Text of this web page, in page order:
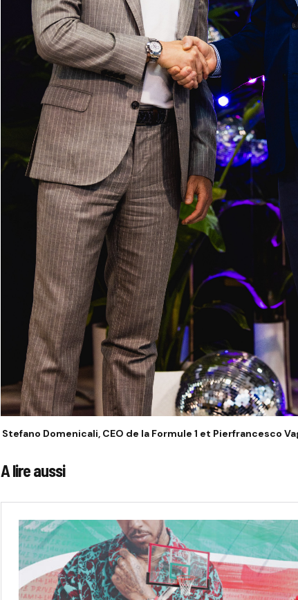
Stefano Domenicali, CEO de la Formule 1 et Pierfrancesco
A lire aussi